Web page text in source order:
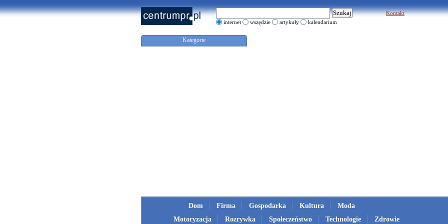
internet wszędzie artykuły kalendarium
Kontakt
Kategorie
Dom Firma Gospodarka Kultura
Moda
Motoryzacja
Rozrywka Społeczeństwo Technologie Zdrowie